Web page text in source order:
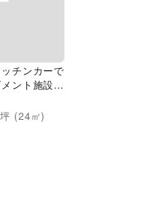
チンカーで
ント施設の
坪 (24㎡)